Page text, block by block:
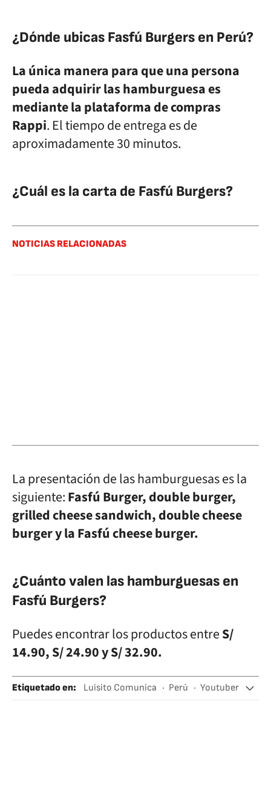
¿Dónde ubicas Fasfú Burgers en Perú?
La única manera para que una persona
pueda adquirir las hamburguesa es
mediante la plataforma de compras
Rappi. El tiempo de entrega es de
aproximadamente 30 minutos.
¿Cuál es la carta de Fasfú Burgers?
NOTICIAS RELACIONADAS
La presentación de las hamburguesas es la
siguiente:Fasfú Burger, double burger,
grilled cheese sandwich, double cheese
burger y la Fasfú cheese burger.
¿Cuánto valen las hamburguesas en
Fasfú Burgers?
Puedes encontrar los productos entreS/
14.90, S/ 24.90 y S/ 32.90.
Etiquetado en: Luisito Comunica Perú
Youtuber